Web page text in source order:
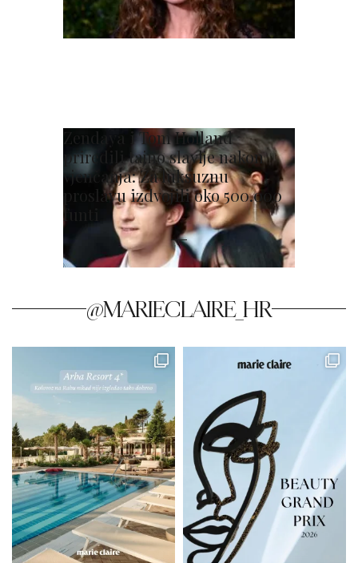
Zendaya i Tom Holland
priredili tajno slavlje nakon
vjenčanja: Za luksuznu
proslavu izdvojili oko 500.000
funti
@MARIECLAIRE_HR